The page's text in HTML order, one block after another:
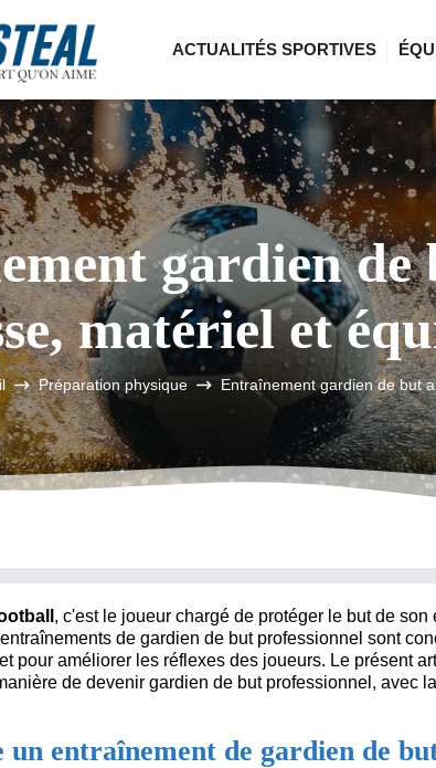
ACTUALITÉS SPORTIVES
gardien de
matériel et
Préparation physique Entraînement gardien de but
, c'est le joueur chargé de protéger le but de
de gardien de but professionnel sont
pour améliorer les réflexes des joueurs. Le présent
de devenir gardien de but professionnel, avec
entraînement de gardien de